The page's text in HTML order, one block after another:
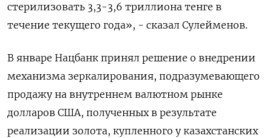
стерилизовать 3,3-3,6 триллиона тенге в
течение текущего года», - сказал Сулейменов.
В январе Нацбанк принял решение о внедрении
механизма зеркалирования, подразумевающего
продажу на внутреннем валютном рынке
долларов США, полученных в результате
реализации золота, купленного у казахстанских